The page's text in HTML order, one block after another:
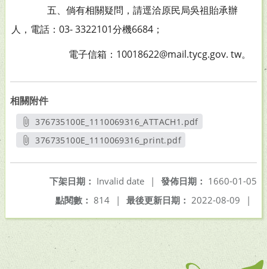
五、倘有相關疑問，請逕洽原民局吳祖貽承辦
人，電話：03- 3322101分機6684；
電子信箱：10018622@mail.tycg.gov. tw。
相關附件
376735100E_1110069316_ATTACH1.pdf
另開新視窗
376735100E_1110069316_print.pdf
發佈日期： 1660-01-05
下架日期： Invalid date
|
最後更新日期： 2022-08-09 |
點閱數： 814 |